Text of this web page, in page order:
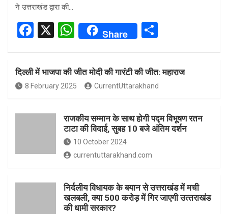
ने उत्तराखंड द्वारा की…
F
ce
b
o
o
X
W
at
s
A
p
p
Share
e
दिल्ली में भाजपा की जीत मोदी की गारंटी की जीत: महाराज
8 February 2025 CurrentUttarakhand
राजकीय सम्मान के साथ होगी पद्म विभूषण रतन
टाटा की विदाई, सुबह 10 बजे अंतिम दर्शन
10 October 2024
currentuttarakhand.com
निर्दलीय विधायक के बयान से उत्तराखंड में मची
खलबली, क्‍या 500 करोड़ में गिर जाएगी उत्‍तराखंड
की धामी सरकार?